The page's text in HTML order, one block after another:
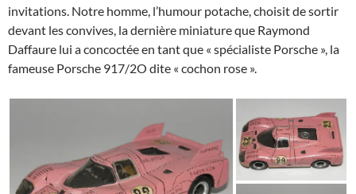
invitations. Notre homme, l’humour potache, choisit de sortir
devant les convives, la dernière miniature que Raymond
Daffaure lui a concoctée en tant que « spécialiste Porsche », la
fameuse Porsche 917/2O dite « cochon rose ».